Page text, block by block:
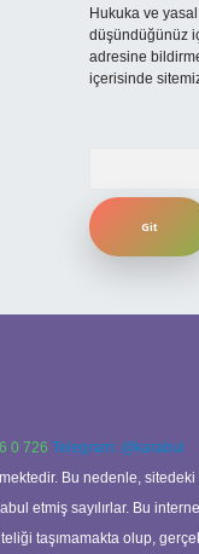
Hukuka ve
düşündüğünüz
adresine
içerisinde
0 726 Telegram: @karabul
Bu nedenle,
etmiş sayılırlar. Bu
taşımamakta olup,